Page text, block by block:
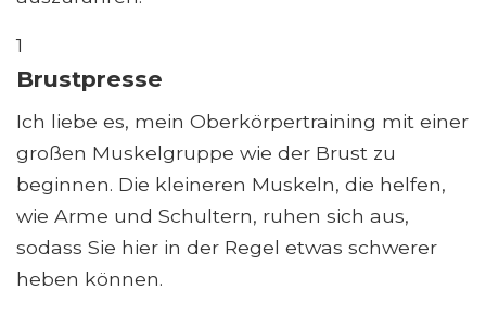
1
Brustpresse
Ich liebe es, mein Oberkörpertraining mit einer
großen Muskelgruppe wie der Brust zu
beginnen. Die kleineren Muskeln, die helfen,
wie Arme und Schultern, ruhen sich aus,
sodass Sie hier in der Regel etwas schwerer
heben können.